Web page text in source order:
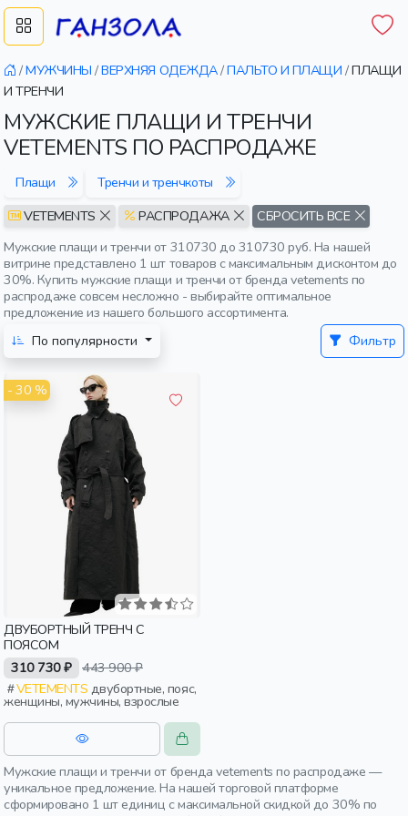
/МУЖЧИНЫ /ВЕРХНЯЯ ОДЕЖДА/ПАЛЬТО И ПЛАЩИ /ПЛАЩИ
И ТРЕНЧИ
МУЖСКИЕ ПЛАЩИ И ТРЕНЧИ
VETEMENTS ПО РАСПРОДАЖЕ
Плащи
Тренчи и тренчкоты
VETEMENTS
РАСПРОДАЖА
СБРОСИТЬ ВСЕ
Мужские плащи и тренчи от 310730 до 310730 руб. На нашей
витрине представлено 1 шт товаров с максимальным дисконтом до
30%. Купить мужские плащи и тренчи от бренда vetements по
распродаже совсем несложно - выбирайте оптимальное
предложение из нашего большого ассортимента.
По популярности
Фильтр
- 30 %
ДВУБОРТНЫЙ ТРЕНЧ С
ПОЯСОМ
310 730 ₽ 443 900 ₽
VETEMENTS
женщины, мужчины, взрослые
Мужские плащи и тренчи от бренда vetements по распродаже —
уникальное предложение. На нашей торговой платформе
сформировано 1 шт единиц с максимальной скидкой до 30% по